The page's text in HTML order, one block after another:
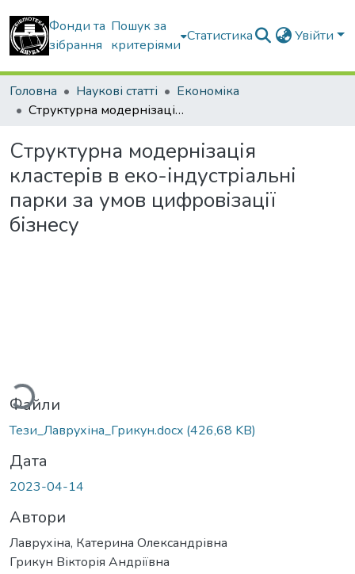
Фонди та
зібрання
Пошук за
критеріями
Статистика Увійти
Головна Наукові статті
Економіка
Структурна модернізація кластерів в еко-індустріальні парки за умов цифровізації бізнесу
Структурна модернізація
кластерів в еко-індустріальні
парки за умов цифровізації
бізнесу
Файли
Тези_Лаврухіна_Грикун.docx (426,68 KB)
Дата
2023-04-14
Автори
Лаврухіна, Катерина Олександрівна
Грикун Вікторія Андріївна